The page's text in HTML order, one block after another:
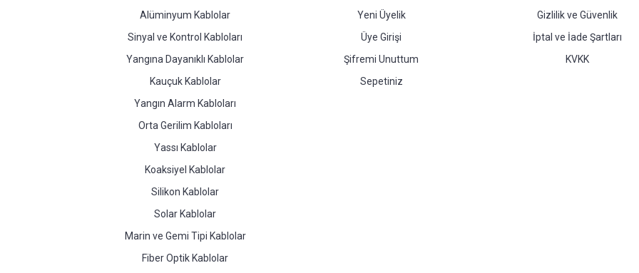
Alüminyum Kablolar
Sinyal ve Kontrol Kabloları
Yangına Dayanıklı Kablolar
Kauçuk Kablolar
Yangın Alarm Kabloları
Orta Gerilim Kabloları
Yassı Kablolar
Koaksiyel Kablolar
Silikon Kablolar
Solar Kablolar
Marin ve Gemi Tipi Kablolar
Fiber Optik Kablolar
Yeni Üyelik
Üye Girişi
Şifremi Unuttum
Sepetiniz
Gizlilik ve Güvenlik
İptal ve İade Şartları
KVKK